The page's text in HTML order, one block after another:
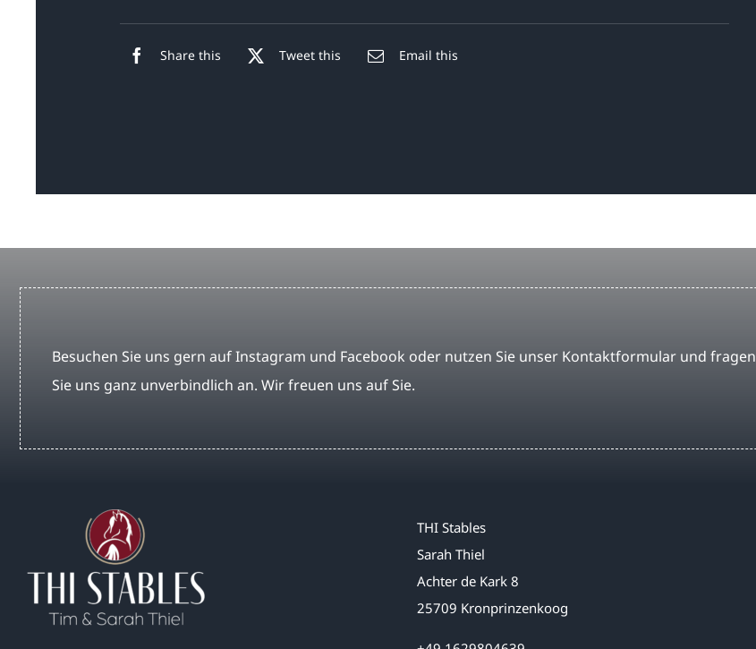
Share this Tweet this Email this
Besuchen Sie uns gern auf Instagram und Facebook oder nutzen Sie unser Kontaktformular und fragen
Sie uns ganz unverbindlich an. Wir freuen uns auf Sie.
THI Stables
Sarah Thiel
Achter de Kark 8
25709 Kronprinzenkoog